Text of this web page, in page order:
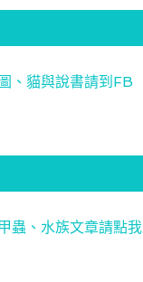
、貓與說書請到FB
蟲、水族文章請點我